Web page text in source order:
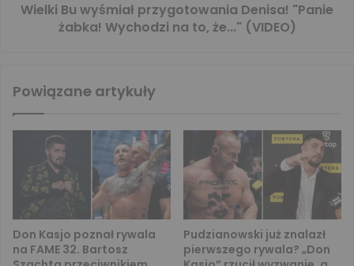
Wielki Bu wyśmiał przygotowania Denisa! "Panie
żabka! Wychodzi na to, że..." (VIDEO)
Powiązane artykuły
Don Kasjo poznał rywala
na FAME 32. Bartosz
Pudzianowski już znalazł
pierwszego rywala? „Don